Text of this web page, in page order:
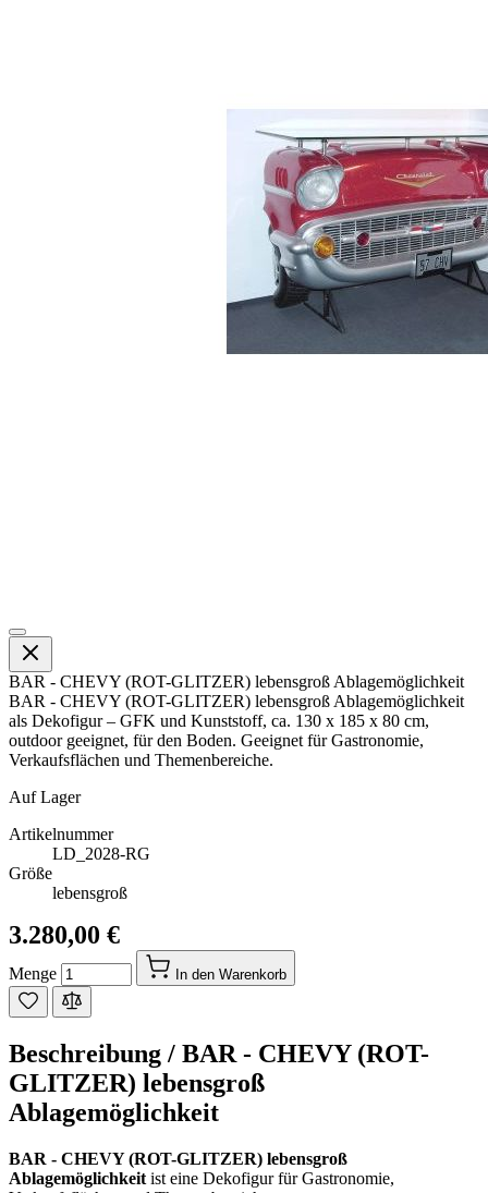
BAR - CHEVY (ROT-GLITZER) lebensgroß Ablagemöglichkeit
BAR - CHEVY (ROT-GLITZER) lebensgroß Ablagemöglichkeit
als Dekofigur – GFK und Kunststoff, ca. 130 x 185 x 80 cm,
outdoor geeignet, für den Boden. Geeignet für Gastronomie,
Verkaufsflächen und Themenbereiche.
Auf Lager
Artikelnummer
LD_2028-RG
Größe
lebensgroß
3.280,00 €
Menge In den Warenkorb
Beschreibung / BAR - CHEVY (ROT-
GLITZER) lebensgroß
Ablagemöglichkeit
BAR - CHEVY (ROT-GLITZER) lebensgroß
Ablagemöglichkeit ist eine Dekofigur für Gastronomie,